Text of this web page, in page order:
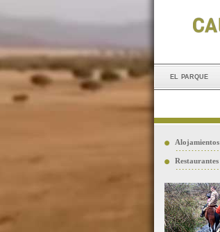
el parque
Alojamientos
Restaurantes